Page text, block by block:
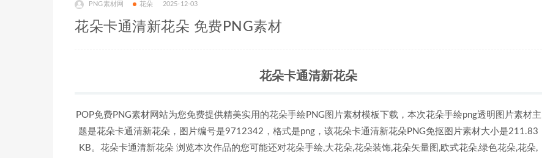
PNG素材网 花朵 2025-12-03
花朵卡通清新花朵 免费PNG素材
花朵卡通清新花朵
POP免费PNG素材网站为您免费提供精美实用的花朵手绘PNG图片素材模板下载，本次花朵手绘png透明图片素材主
题是花朵卡通清新花朵，图片编号是9712342，格式是png，该花朵卡通清新花朵PNG免抠图片素材大小是211.83
KB。花朵卡通清新花朵 浏览本次作品的您可能还对花朵手绘,大花朵,花朵装饰,花朵矢量图,欧式花朵,绿色花朵,花朵,